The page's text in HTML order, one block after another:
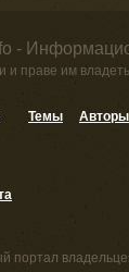
-
и праве им
Темы Авторы
портал